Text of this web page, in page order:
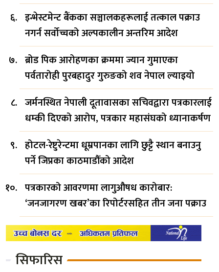
इन्भेस्टमेन्ट बैंकका सञ्चालकहरूलाई तत्काल पक्राउ
नगर्न सर्वोच्चको अल्पकालीन अन्तरिम आदेश
ब्रोड पिक आरोहणका क्रममा ज्यान गुमाएका
पर्वतारोही पुरबहादुर गुरुङको शव नेपाल ल्याइयो
जर्मनस्थित नेपाली दूतावासका सचिवद्वारा पत्रकारलाई
धम्की दिएको आरोप, पत्रकार महासंघको ध्यानाकर्षण
होटल-रेष्टुरेन्टमा धूम्रपानका लागि छुट्टै स्थान बनाउनु
पर्ने जिप्रका काठमाडौँको आदेश
पत्रकारको आवरणमा लागुऔषध कारोबार:
‘जनजागरण खबर’का रिपोर्टरसहित तीन जना पक्राउ
सिफारिस